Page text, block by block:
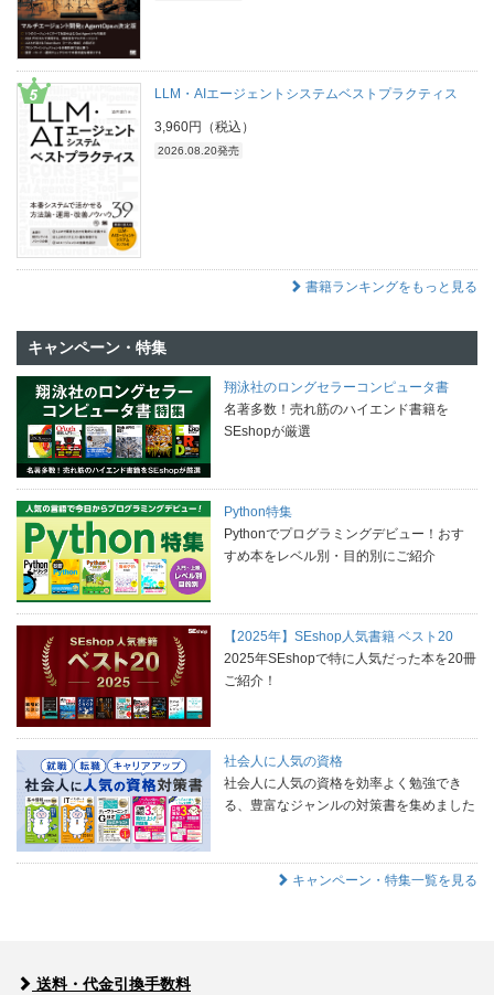
LLM・AIエージェントシステムベストプラクティス
3,960円（税込）
2026.08.20発売
書籍ランキングをもっと見る
キャンペーン・特集
翔泳社のロングセラーコンピュータ書
名著多数！売れ筋のハイエンド書籍を
SEshopが厳選
Python特集
Pythonでプログラミングデビュー！おす
すめ本をレベル別・目的別にご紹介
【2025年】SEshop人気書籍 ベスト20
2025年SEshopで特に人気だった本を20冊
ご紹介！
社会人に人気の資格
社会人に人気の資格を効率よく勉強でき
る、豊富なジャンルの対策書を集めました
キャンペーン・特集一覧を見る
送料・代金引換手数料